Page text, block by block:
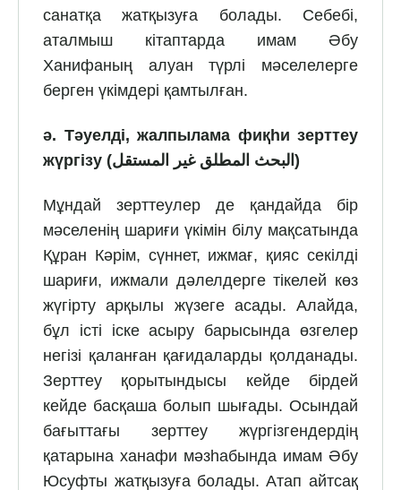
санатқа жатқызуға болады. Себебі,
аталмыш кітаптарда имам Әбу
Ханифаның алуан түрлі мәселелерге
берген үкімдері қамтылған.
ә. Тәуелді, жалпылама фиқһи зерттеу
жүргізу (البحث المطلق غير المستقل)
Мұндай зерттеулер де қандайда бір
мәселенің шариғи үкімін білу мақсатында
Құран Кәрім, сүннет, ижмағ, қияс секілді
шариғи, ижмали дәлелдерге тікелей көз
жүгірту арқылы жүзеге асады. Алайда,
бұл істі іске асыру барысында өзгелер
негізі қаланған қағидаларды қолданады.
Зерттеу қорытындысы кейде бірдей
кейде басқаша болып шығады. Осындай
бағыттағы зерттеу жүргізгендердің
қатарына ханафи мәзһабында имам Әбу
Юсуфты жатқызуға болады. Атап айтсақ